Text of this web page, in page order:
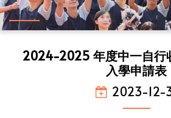
2024-2025 年度中一自行
入學申請表
2023-12-